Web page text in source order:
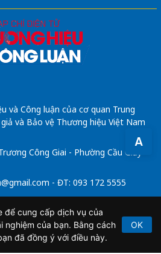
A
và Công luận của cơ quan Trung
và Bảo vệ Thương hiệu Việt Nam
Công Giai - Phường Cầu Giấy -
- ĐT: 093 172 5555
điện tử số 64/GP-BTTTT do Bộ
ngày 21/2/2020.
để cung cấp dịch vụ của
nghiệm của bạn. Bằng cách
đã đồng ý với điều này.
OK